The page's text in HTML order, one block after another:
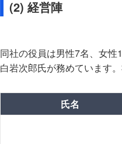
(2) 経営陣
同社の役員は男性7名、女
白岩次郎氏が務めています
氏名